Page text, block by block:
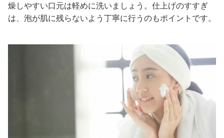
燥しやすい口元は軽めに洗いましょう。仕上げのすすぎ
は、泡が肌に残らないよう丁寧に行うのもポイントです。